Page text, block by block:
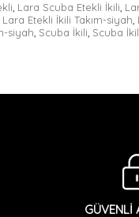
, Lara Scuba Etekli İkili,
Lara Etekli İkili Takım-siyah,
siyah, Scuba İkili, Scuba
GÜVENLİ